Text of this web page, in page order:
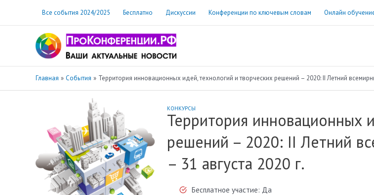
содержимому
Все события 2024/2025 Бесплатно Дискуссии Конференции по ключевым словам Онлайн
Главная События Территория инновационных идей, технологий и творческих решений – 2020: II Летний
КОНКУРСЫ
Территория инновационных
решений – 2020: II Летний
– 31 августа 2020 г.
Бесплатное участие: Да